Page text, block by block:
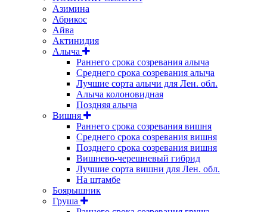
Азимина
Абрикос
Айва
Актинидия
Алыча
Раннего срока созревания алыча
Среднего срока созревания алыча
Лучшие сорта алычи для Лен. обл.
Алыча колоновидная
Поздняя алыча
Вишня
Раннего срока созревания вишня
Среднего срока созревания вишня
Позднего срока созревания вишня
Вишнево-черешневый гибрид
Лучшие сорта вишни для Лен. обл.
На штамбе
Боярышник
Груша